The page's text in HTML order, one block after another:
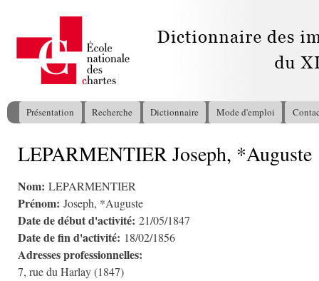
Menu principal
Présentation Recherche Dictionnaire Mode d'emploi
Vous êtes ici
LEPARMENTIER Joseph, *Auguste
Nom: LEPARMENTIER
Prénom: Joseph, *Auguste
Date de début d'activité: 21/05/1847
Date de fin d'activité: 18/02/1856
Adresses professionnelles:
7, rue du Harlay (1847)